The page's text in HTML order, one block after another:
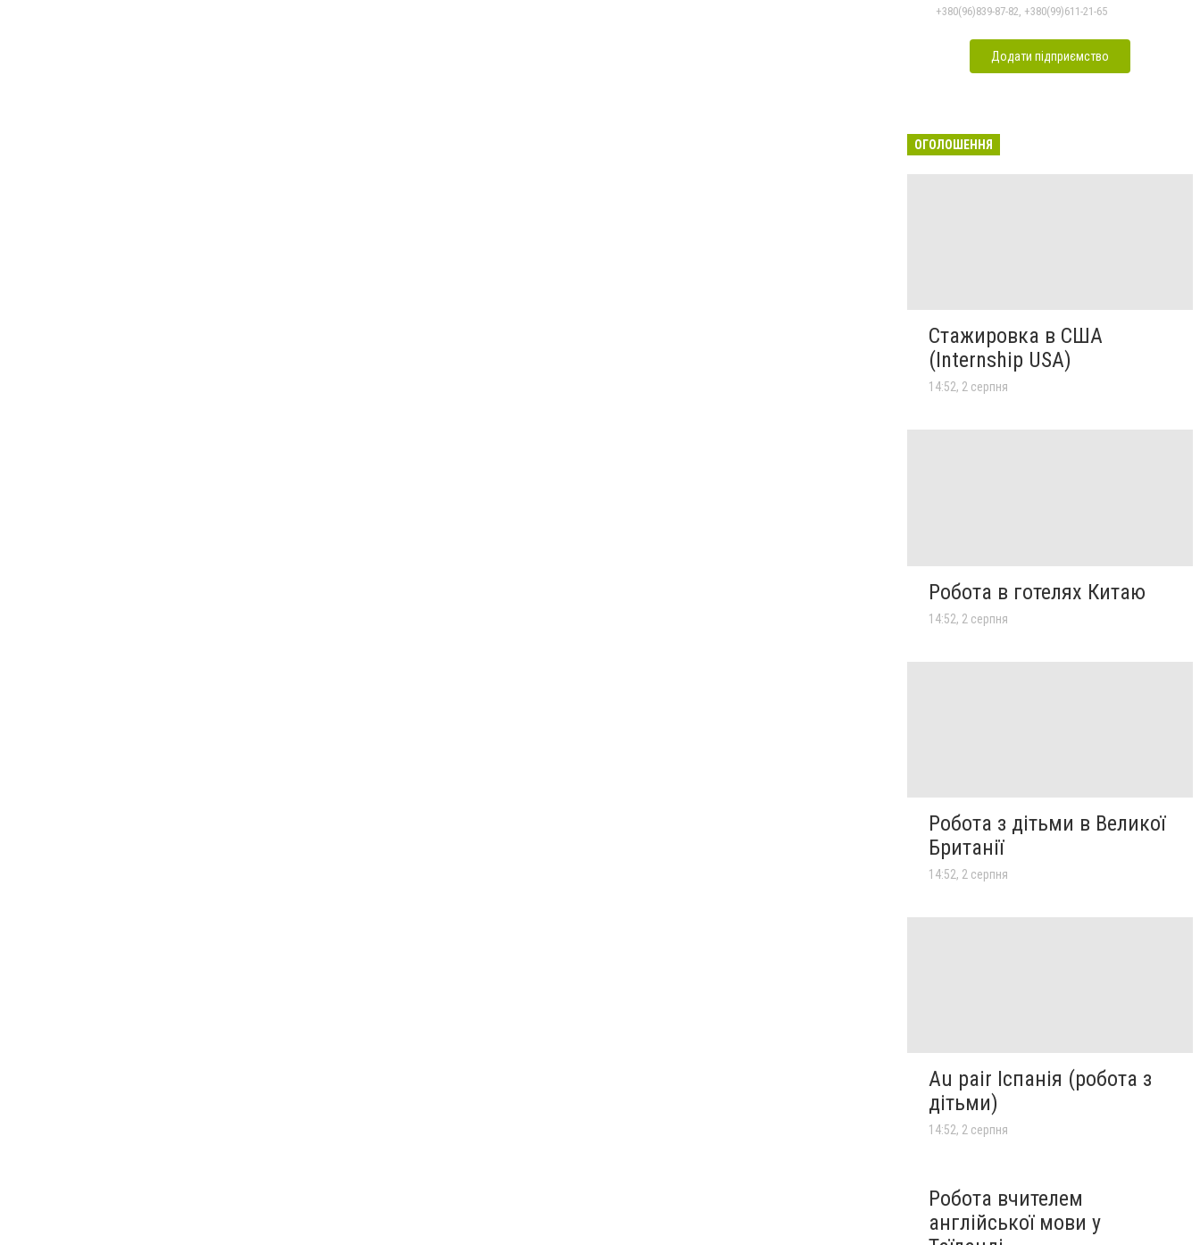
+380(96)839-87-82, +380(99)611-21-65
Додати підприємство
ОГОЛОШЕННЯ
Стажировка в США
(Internship USA)
14:52, 2 серпня
Робота в готелях Китаю
14:52, 2 серпня
Робота з дітьми в Великої
Британії
14:52, 2 серпня
Au pair Іспанія (робота з
дітьми)
14:52, 2 серпня
Робота вчителем
англійської мови у